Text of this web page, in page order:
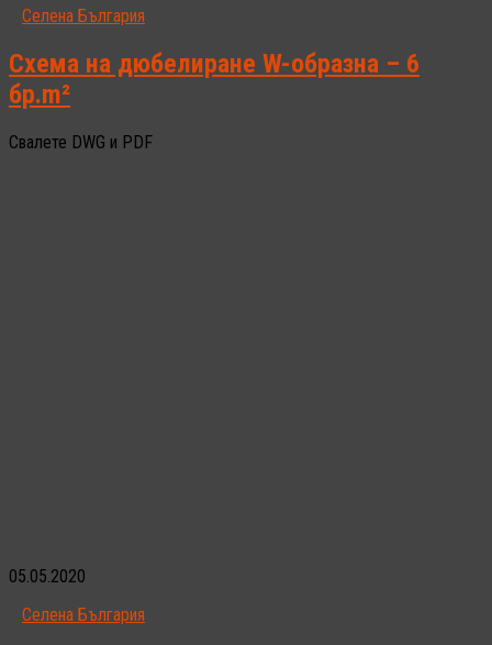
Селена България
Схема на дюбелиране W-образна – 6
бр.m²
Свалете DWG и PDF
05.05.2020
Селена България